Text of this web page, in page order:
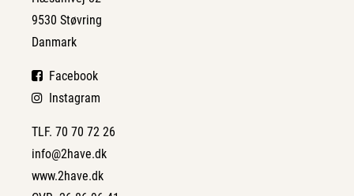
9530 Støvring
Danmark
Facebook
Instagram
TLF. 70 70 72 26
info@2have.dk
www.2have.dk